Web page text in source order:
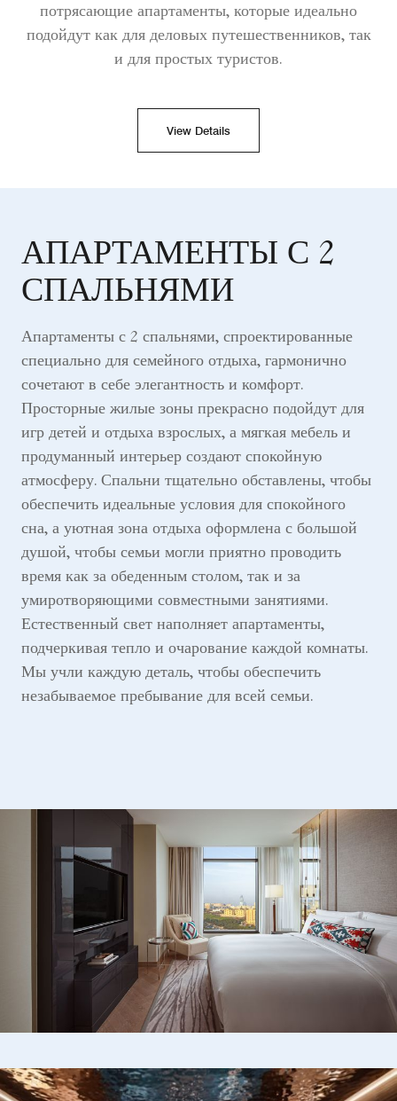
потрясающие апартаменты, которые идеально
подойдут как для деловых путешественников, так
и для простых туристов.
View Details
АПАРТАМЕНТЫ С 2
СПАЛЬНЯМИ
Апартаменты с 2 спальнями, спроектированные
специально для семейного отдыха, гармонично
сочетают в себе элегантность и комфорт.
Просторные жилые зоны прекрасно подойдут для
игр детей и отдыха взрослых, а мягкая мебель и
продуманный интерьер создают спокойную
атмосферу. Спальни тщательно обставлены, чтобы
обеспечить идеальные условия для спокойного
сна, а уютная зона отдыха оформлена с большой
душой, чтобы семьи могли приятно проводить
время как за обеденным столом, так и за
умиротворяющими совместными занятиями.
Естественный свет наполняет апартаменты,
подчеркивая тепло и очарование каждой комнаты.
Мы учли каждую деталь, чтобы обеспечить
незабываемое пребывание для всей семьи.